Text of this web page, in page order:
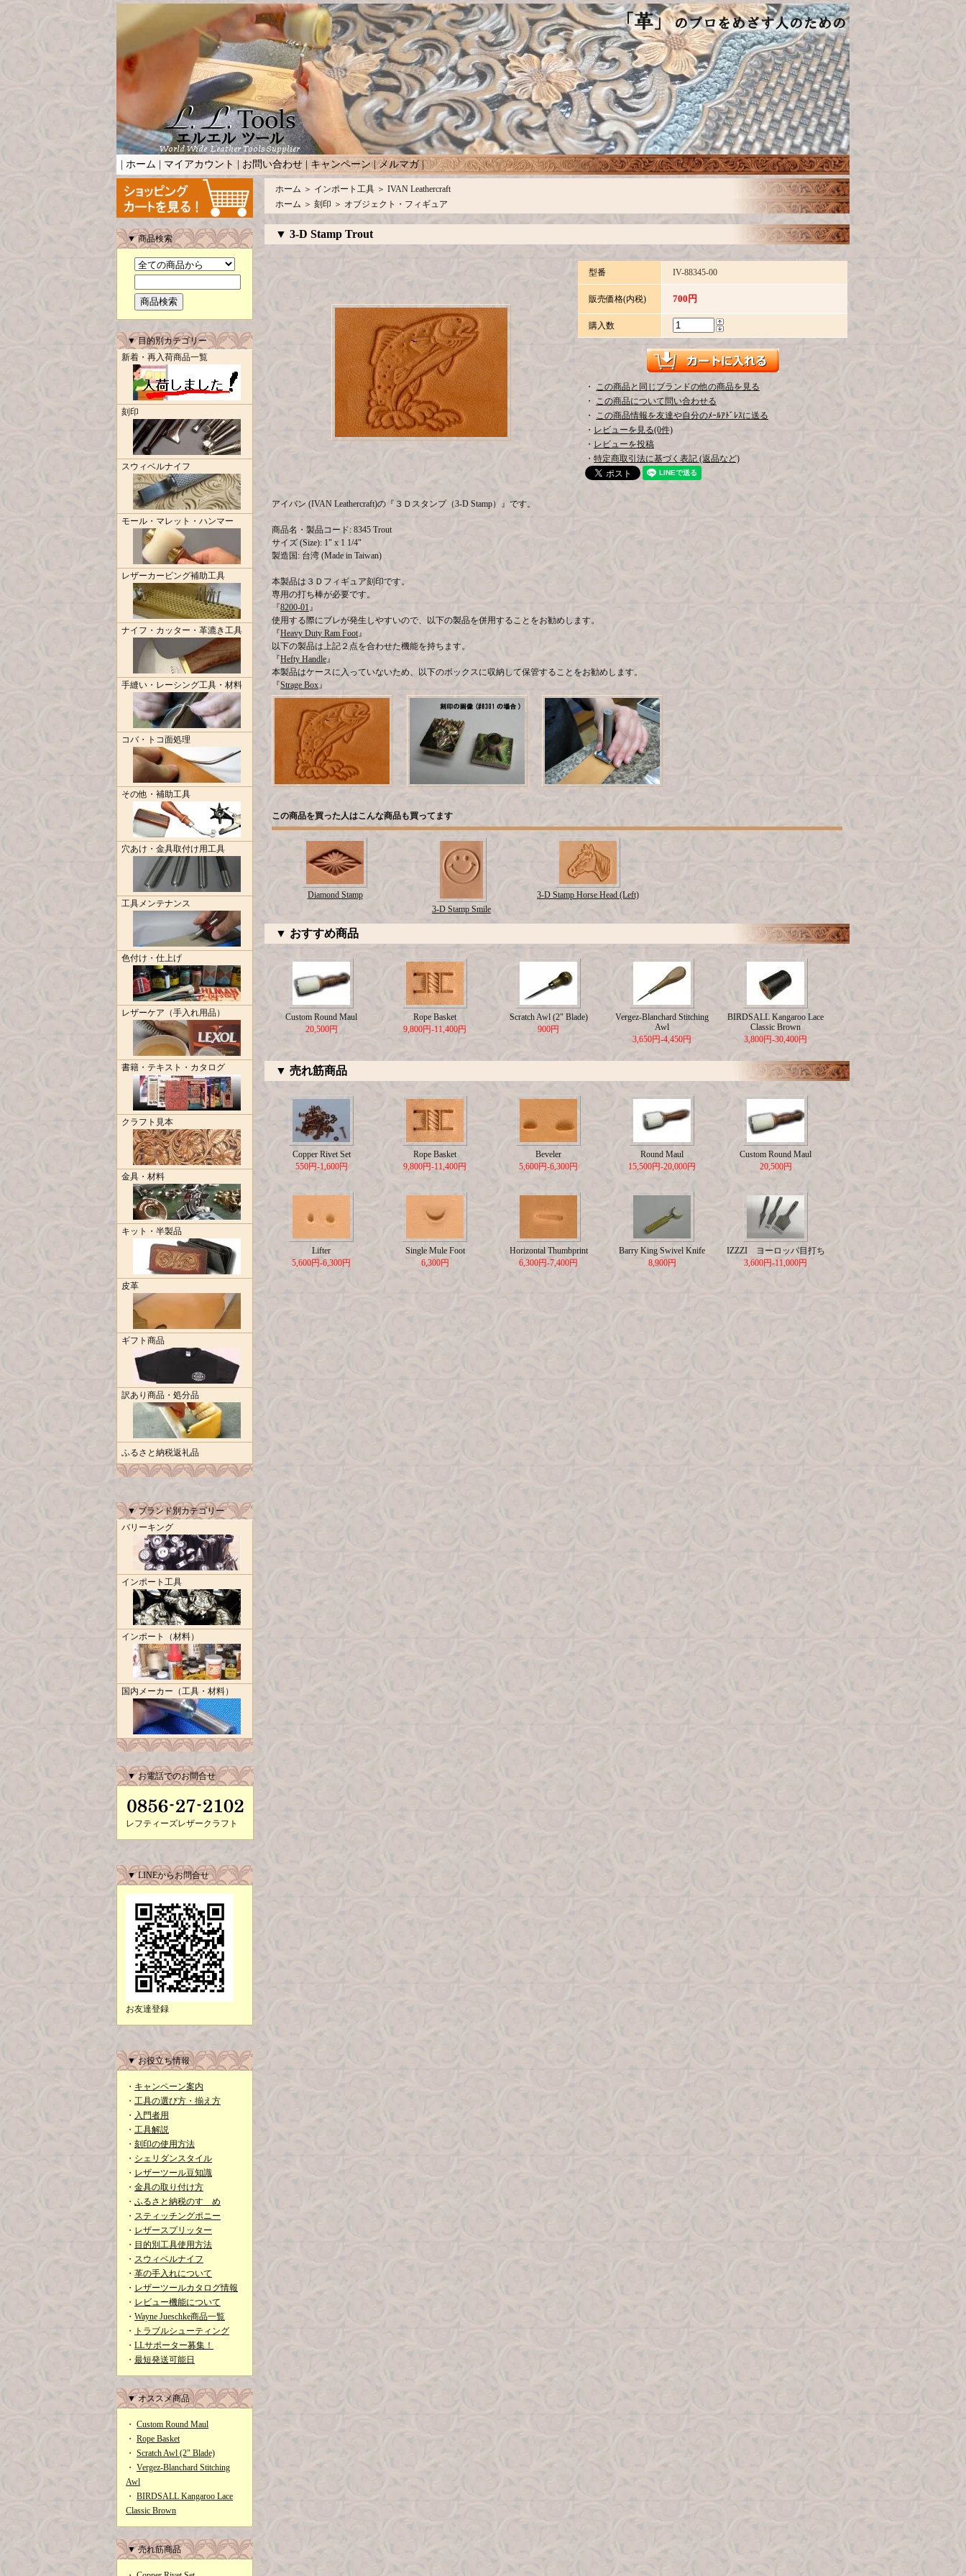
ホーム マイアカウント | お問い合わせ | キャンペーン|メルマガ|
▼ 商品検索
▼ 目的別カテゴリー
新着・再入荷商品一覧
刻印
スウィベルナイフ
モール・マレット・ハンマー
レザーカービング補助工具
ナイフ・カッター・革漉き工具
手縫い・レーシング工具・材料
コバ・トコ面処理
その他・補助工具
穴あけ・金具取付け用工具
工具メンテナンス
色付け・仕上げ
レザーケア（手入れ用品）
書籍・テキスト・カタログ
クラフト見本
金具・材料
キット・半製品
皮革
ギフト商品
訳あり商品・処分品
ふるさと納税返礼品
▼ ブランド別カテゴリー
バリーキング
インポート工具
インポート（材料）
国内メーカー（工具・材料）
▼ お電話でのお問合せ
レフティーズレザークラフト
▼ LINEからお問合せ
お友達登録
▼ お役立ち情報
・ キャンペーン案内
・ 工具の選び方・揃え方
・ 入門者用
・ 工具解説
・ 刻印の使用方法
・ シェリダンスタイル
・ レザーツール豆知識
・ 金具の取り付け方
・ ふるさと納税のすゝめ
・ スティッチングポニー
・ レザースプリッター
・ 目的別工具使用方法
・ スウィベルナイフ
・ 革の手入れについて
・ レザーツールカタログ情報
・ レビュー機能について
・ Wayne Jueschke商品一覧
・
トラブルシューティング
・ LLサポーター募集！
・ 最短発送可能日
▼ オススメ商品
・ Custom Round Maul
・ Rope Basket
・ Scratch Awl (2" Blade)
・ Vergez-Blanchard Stitching
Awl
・ BIRDSALL Kangaroo Lace
Classic Brown
▼ 売れ筋商品
ホーム ＞ インポート工具 ＞ IVAN Leathercraft
ホーム ＞ 刻印 ＞ オブジェクト・フィギュア
▼ 3-D Stamp Trout
型番 IV-88345-00
販売価格(内税) 700円
購入数
・ この商品と同じブランドの他の商品を見る
・ この商品について問い合わせる
・ この商品情報を友達や自分のﾒｰﾙｱﾄﾞﾚｽに送る
・ レビューを見る(0件)
・ レビューを投稿
・ 特定商取引法に基づく表記 (返品など)
アイバン (IVAN Leathercraft)の『３Ｄスタンプ（3-D Stamp）』です。
商品名・製品コード: 8345 Trout
サイズ (Size): 1" x 1 1/4"
製造国: 台湾 (Made in Taiwan)
本製品は３Ｄフィギュア刻印です。
専用の打ち棒が必要です。
『8200-01』
使用する際にブレが発生しやすいので、以下の製品を併用することをお勧めします。
『Heavy Duty Ram Foot』
以下の製品は上記２点を合わせた機能を持ちます。
『Hefty Handle』
本製品はケースに入っていないため、以下のボックスに収納して保管することをお勧めします。
『Strage Box』
この商品を買った人はこんな商品も買ってます
Diamond Stamp
3-D Stamp Smile
3-D Stamp Horse Head (Left)
▼ おすすめ商品
Custom Round Maul
20,500円
Rope Basket
9,800円-11,400円
Scratch Awl (2" Blade)
900円
Vergez-Blanchard Stitching
Awl
3,650円-4,450円
BIRDSALL Kangaroo Lace
Classic Brown
3,800円-30,400円
▼ 売れ筋商品
Copper Rivet Set
550円-1,600円
Rope Basket
9,800円-11,400円
Beveler
5,600円-6,300円
Round Maul
15,500円-20,000円
Custom Round Maul
20,500円
Lifter
5,600円-6,300円
Single Mule Foot
6,300円
Horizontal Thumbprint
6,300円-7,400円
Barry King Swivel Knife
8,900円
IZZZI ヨーロッパ目打ち
3,600円-11,000円